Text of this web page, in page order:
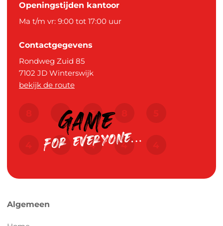
Openingstijden kantoor
Ma t/m vr: 9:00 tot 17:00 uur
Contactgegevens
Rondweg Zuid 85
7102 JD Winterswijk
bekijk de route
Algemeen